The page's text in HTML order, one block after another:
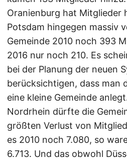
Oranienburg hat Mitglieder
Potsdam hingegen massiv
Gemeinde 2010 noch 393
2016 nur noch 210. Es
bei der Planung der neuen
berücksichtigen, dass man
eine kleine Gemeinde
Nordrhein dürfte die
größten Verlust von
es 2010 noch 7.080, so
6.713. Und das obwohl